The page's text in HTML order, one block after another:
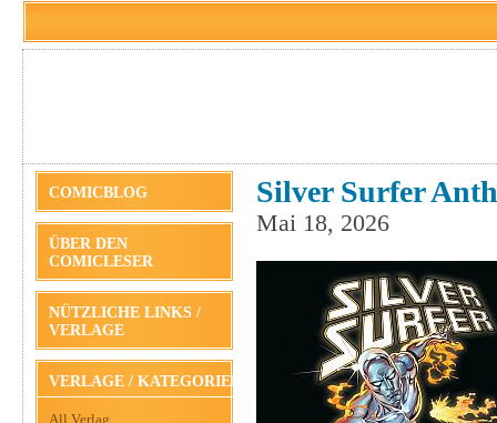
COMICBLOG
ÜBER DEN
COMICLESER
NÜTZLICHE LINKS /
VERLAGE
VERLAGE / KATEGORIEN
All Verlag
Silver Surfer
Mai 18, 2026